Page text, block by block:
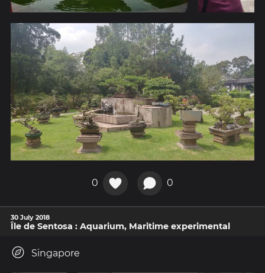
0 0
30 July 2018
Île de Sentosa : Aquarium, Maritime experimental
Singapore